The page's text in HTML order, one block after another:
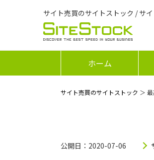
サイト売買のサイトストック / サ
ホーム
サイト売買のサイトストック ＞
公開日：2020-07-06